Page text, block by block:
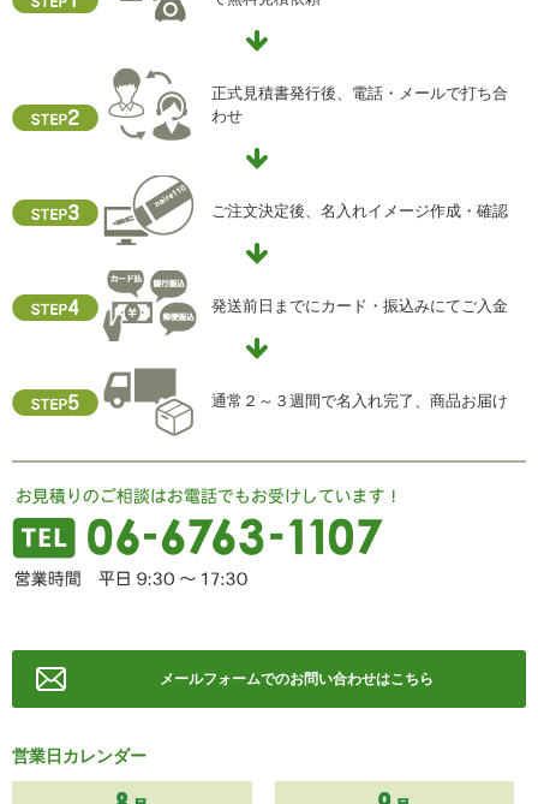
関する苦情、相談等の問合せ先」を参照してください。
クッキーやウェブビーコン等を用いるなどして、本人が容
易に認識できない方法による個人情報の取得を行っており
ません。
i) 個人情報保護方針
当社ホームページの個人情報保護方針をご覧下さい
住所 ：大阪市中央区瓦屋町2-13-5
TEL ： 06-6763-5415
FAX ： 06-6763-0829
正式見積書発行後、電話・メールで打ち合
わせ
ご注文決定後、名入れイメージ作成・確認
発送前日までにカード・振込みにてご入金
通常２～３週間で名入れ完了、商品お届け
メールフォームでのお問い合わせはこちら
営業日カレンダー